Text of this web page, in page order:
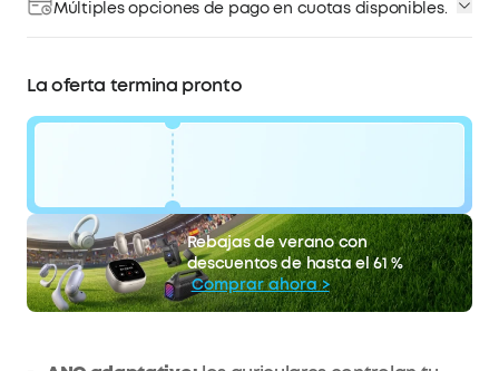
Múltiples opciones de pago en cuotas disponibles.
La oferta termina pronto
20 €
Descuento
código:WS24I79CZHC1
La oferta termina pronto.
COPIAR
Rebajas de verano con
descuentos de hasta el 61 %
Comprar ahora >